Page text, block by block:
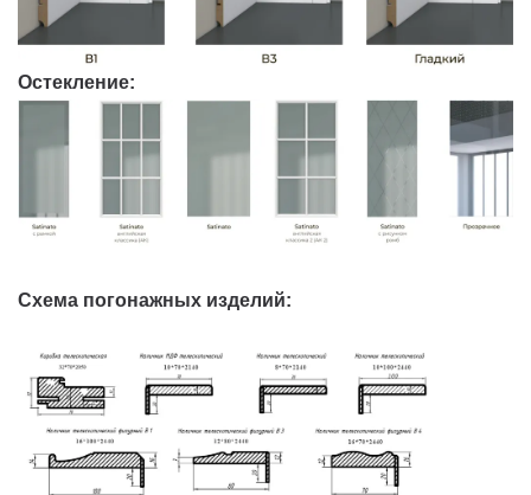
Остекление:
Схема погонажных изделий: